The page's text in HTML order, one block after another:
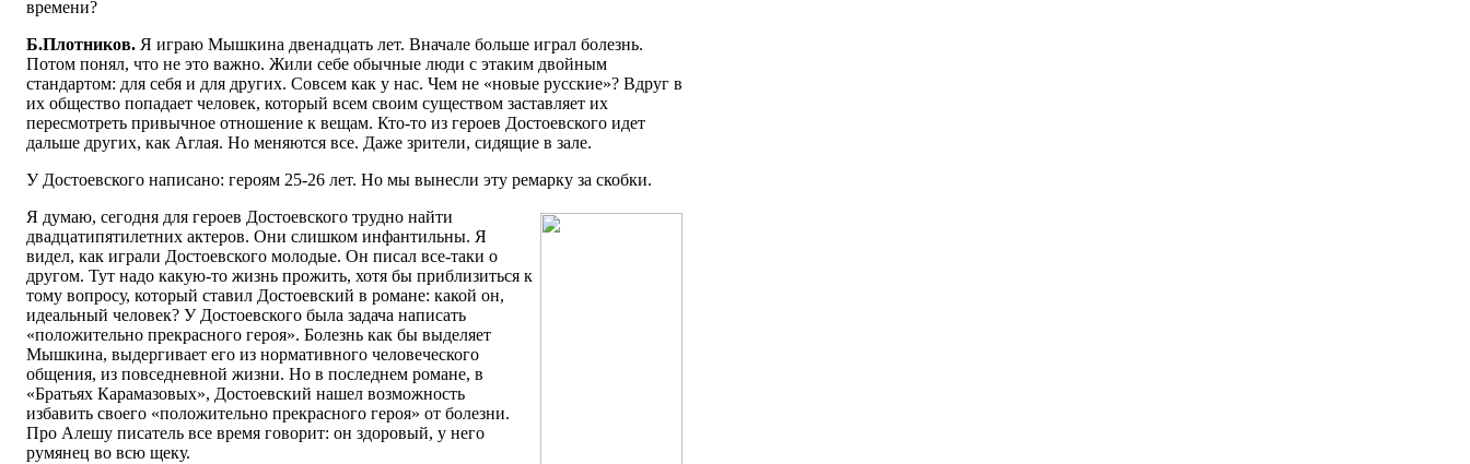
времени?
Б.Плотников. Я играю Мышкина двенадцать лет. Вначале больше играл болезнь.
Потом понял, что не это важно. Жили себе обычные люди с этаким двойным
стандартом: для себя и для других. Совсем как у нас. Чем не «новые русские»? Вдруг в
их общество попадает человек, который всем своим существом заставляет их
пересмотреть привычное отношение к вещам. Кто-то из героев Достоевского идет
дальше других, как Аглая. Но меняются все. Даже зрители, сидящие в зале.
У Достоевского написано: героям 25-26 лет. Но мы вынесли эту ремарку за скобки.
Я думаю, сегодня для героев Достоевского трудно найти
двадцатипятилетних актеров. Они слишком инфантильны. Я
видел, как играли Достоевского молодые. Он писал все-таки о
другом. Тут надо какую-то жизнь прожить, хотя бы приблизиться к
тому вопросу, который ставил Достоевский в романе: какой он,
идеальный человек? У Достоевского была задача написать
«положительно прекрасного героя». Болезнь как бы выделяет
Мышкина, выдергивает его из нормативного человеческого
общения, из повседневной жизни. Но в последнем романе, в
«Братьях Карамазовых», Достоевский нашел возможность
избавить своего «положительно прекрасного героя» от болезни.
Про Алешу писатель все время говорит: он здоровый, у него
румянец во всю щеку.